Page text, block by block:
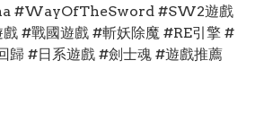
#WayOfTheSword #SW2遊戲
#戰國遊戲 #斬妖除魔 #RE引擎 #
歸 #日系遊戲 #劍士魂 #遊戲推薦